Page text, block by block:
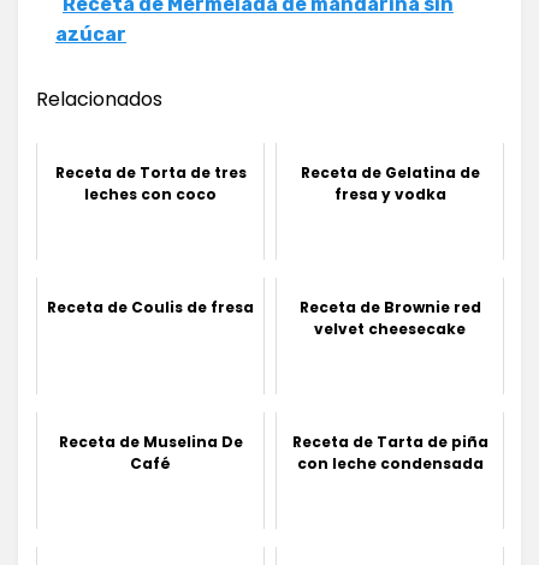
Receta de Mermelada de mandarina sin
azúcar
Relacionados
Receta de Torta de tres
leches con coco
Receta de Gelatina de
fresa y vodka
Receta de Coulis de fresa
Receta de Brownie red
velvet cheesecake
Receta de Muselina De
Café
Receta de Tarta de piña
con leche condensada